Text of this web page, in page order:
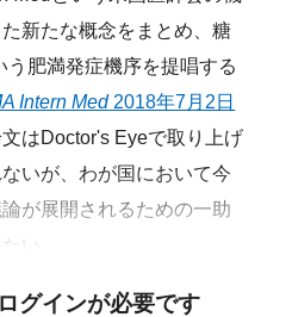
新たな概念をまとめ、糖
肥満発症機序を提唱する
Intern Med2018年7月2日
はDoctor's Eyeで取り上げ
いが、わが国において今
が展開されるための一助
い。
グインが必要です